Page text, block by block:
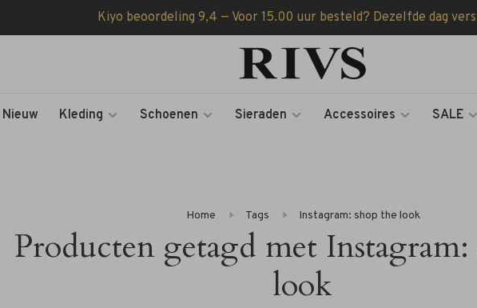
Kiyo beoordeling 9,4 — Voor 15.00 uur besteld? Dezelfde dag
Nieuw Kleding Schoenen Sieraden Accessoires SALE
Home Tags Instagram: shop the look
Producten getagd met Instagram:
look